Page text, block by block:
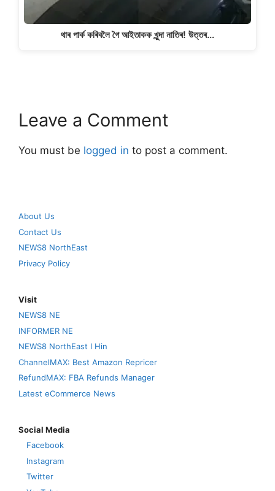
থাৰ পাৰ্ক কৰিবলৈ গৈ আইতাকক খুন্দা নাতিৰ! উত্তৰ…
Leave a Comment
You must be logged in to post a comment.
About Us
Contact Us
NEWS8 NorthEast
Privacy Policy
Visit
NEWS8 NE
INFORMER NE
NEWS8 NorthEast I Hin
ChannelMAX: Best Amazon Repricer
RefundMAX: FBA Refunds Manager
Latest eCommerce News
Social Media
Facebook
Instagram
Twitter